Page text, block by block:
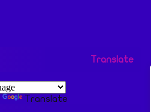
Translate
Translate